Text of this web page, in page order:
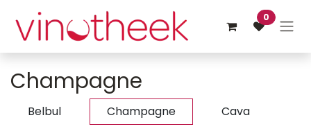
Overslaan naar inhoud
0
Champagne
Belbul Champagne
Cava